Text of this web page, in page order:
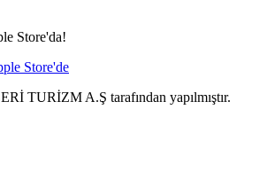
Store'da!
TURİZM A.Ş tarafından yapılmıştır.